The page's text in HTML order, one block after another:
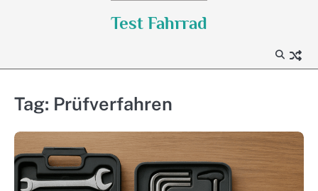
Test Fahrrad
Tag: Prüfverfahren